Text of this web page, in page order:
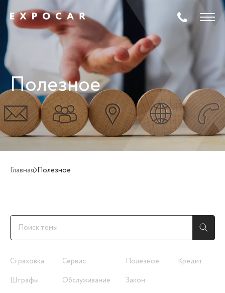
Полезное
Главная Полезное
Страховка Сервис Полезное
Кредит
Штрафы
Обслуживание Закон